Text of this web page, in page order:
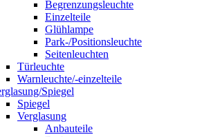
Begrenzungsleuchte
Einzelteile
Glühlampe
Park-/Positionsleuchte
Seitenleuchten
Türleuchte
Warnleuchte/-einzelteile
Spiegel
Spiegel
Verglasung
Anbauteile